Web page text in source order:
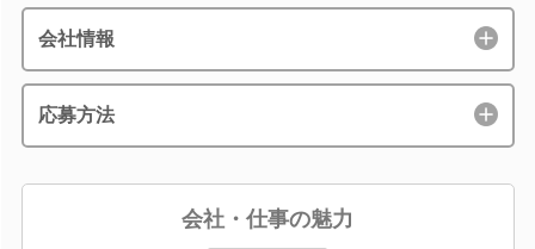
会社情報
応募方法
会社・仕事の魅力